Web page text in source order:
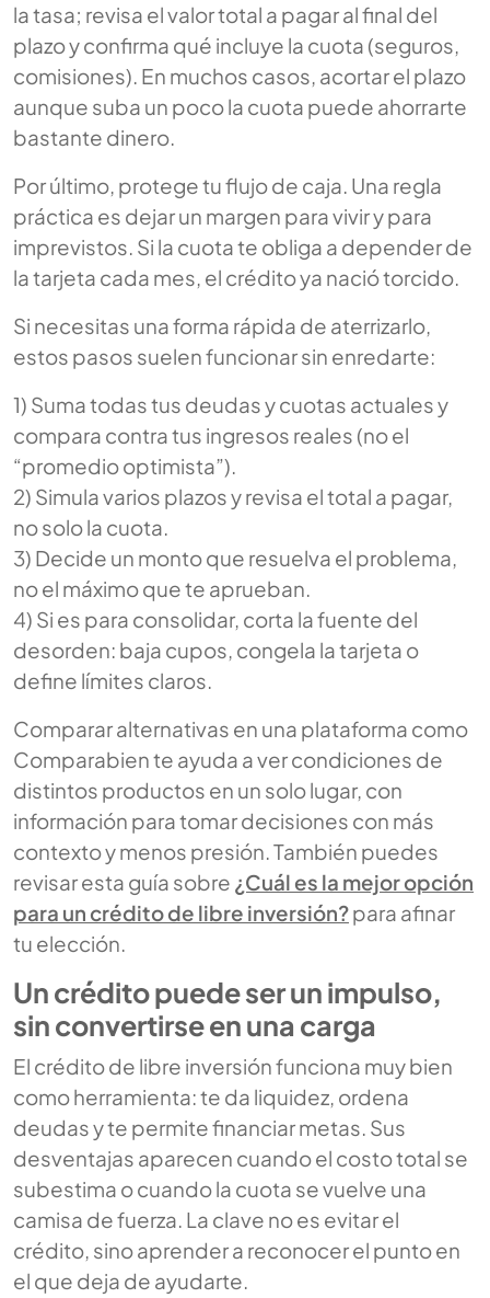
la tasa; revisa el valor total a pagar al final del
plazo y confirma qué incluye la cuota (seguros,
comisiones). En muchos casos, acortar el plazo
aunque suba un poco la cuota puede ahorrarte
bastante dinero.
Por último, protege tu flujo de caja. Una regla
práctica es dejar un margen para vivir y para
imprevistos. Si la cuota te obliga a depender de
la tarjeta cada mes, el crédito ya nació torcido.
Si necesitas una forma rápida de aterrizarlo,
estos pasos suelen funcionar sin enredarte:
1) Suma todas tus deudas y cuotas actuales y
compara contra tus ingresos reales (no el
“promedio optimista”).
2) Simula varios plazos y revisa el total a pagar,
no solo la cuota.
3) Decide un monto que resuelva el problema,
no el máximo que te aprueban.
4) Si es para consolidar, corta la fuente del
desorden: baja cupos, congela la tarjeta o
define límites claros.
Comparar alternativas en una plataforma como
Comparabien te ayuda a ver condiciones de
distintos productos en un solo lugar, con
información para tomar decisiones con más
contexto y menos presión. También puedes
revisar esta guía sobre ¿Cuál es la mejor opción
para un crédito de libre inversión?para afinar
tu elección.
Un crédito puede ser un impulso,
sin convertirse en una carga
El crédito de libre inversión funciona muy bien
como herramienta: te da liquidez, ordena
deudas y te permite financiar metas. Sus
desventajas aparecen cuando el costo total se
subestima o cuando la cuota se vuelve una
camisa de fuerza. La clave no es evitar el
crédito, sino aprender a reconocer el punto en
el que deja de ayudarte.